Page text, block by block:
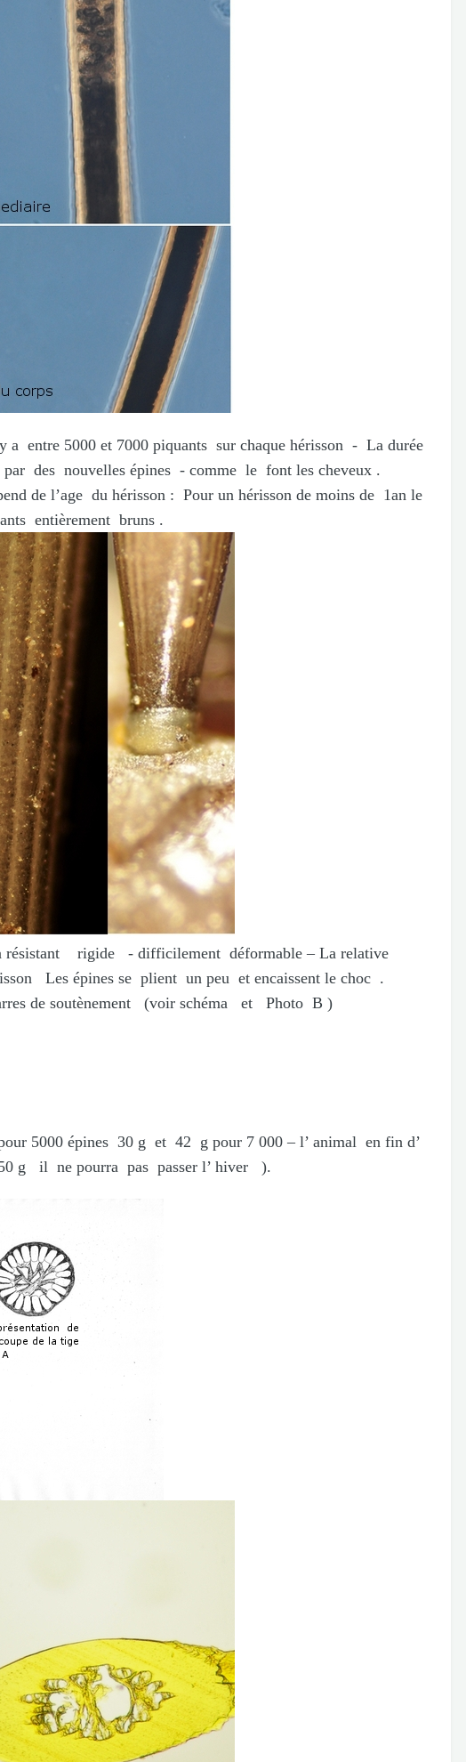
et 7000 piquants sur chaque hérisson - La durée
par des nouvelles épines - comme le font les cheveux .
du hérisson : Pour un hérisson de moins de 1an le
entièrement bruns .
rigide - difficilement déformable – La relative
Les épines se plient un peu et encaissent le choc .
de soutènement (voir schéma et Photo B )
5000 épines 30 g et 42 g pour 7 000 – l’ animal en fin d’
g il ne pourra pas passer l’ hiver ).